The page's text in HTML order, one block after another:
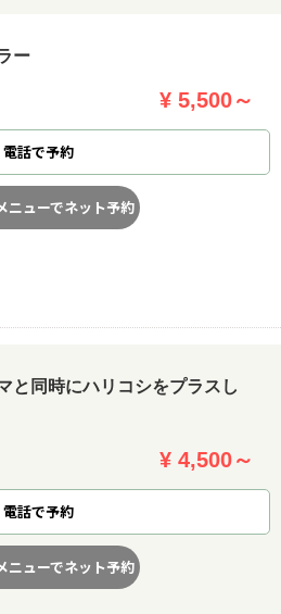
ー
¥ 5,500～
電話で予約
ニューでネット予約
と同時にハリコシをプラスし
¥ 4,500～
電話で予約
ニューでネット予約